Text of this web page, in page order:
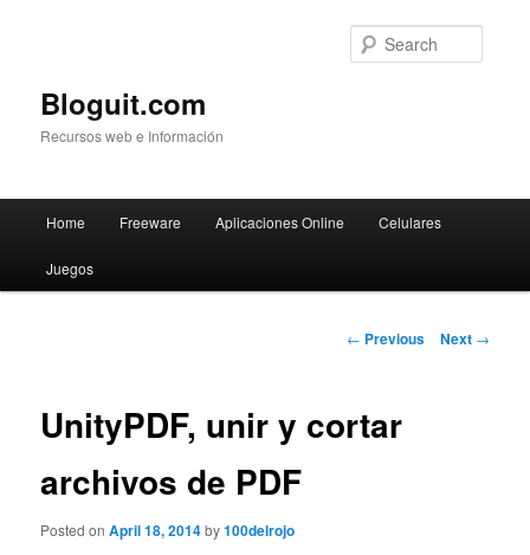
Bloguit.com
Recursos web e Información
Skip
to
Home Freeware Aplicaciones Online Celulares
Juegos
Post
← Previous Next →
UnityPDF, unir y cortar
archivos de PDF
Posted onApril 18, 2014by100delrojo